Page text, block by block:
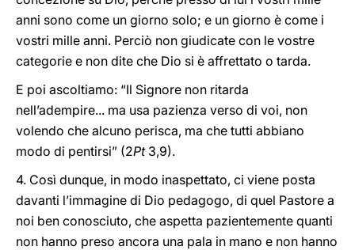
anni sono come un giorno solo; e un giorno è come i
vostri mille anni. Perciò non giudicate con le vostre
categorie e non dite che Dio si è affrettato o tarda.
E poi ascoltiamo: “Il Signore non ritarda
nell’adempire... ma usa pazienza verso di voi, non
volendo che alcuno perisca, ma che tutti abbiano
modo di pentirsi” (2Pt 3,9).
4. Così dunque, in modo inaspettato, ci viene posta
davanti l’immagine di Dio pedagogo, di quel Pastore a
noi ben conosciuto, che aspetta pazientemente quanti
non hanno preso ancora una pala in mano e non hanno